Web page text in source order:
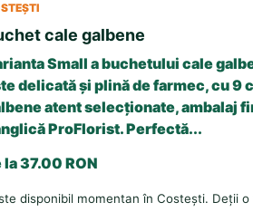
cale galbene
Small a buchetului cale
delicată și plină de farmec, cu 9
atent selecționate, ambalaj
ProFlorist. Perfectă...
la 37.00 RON
disponibil momentan în Costești. Deții o